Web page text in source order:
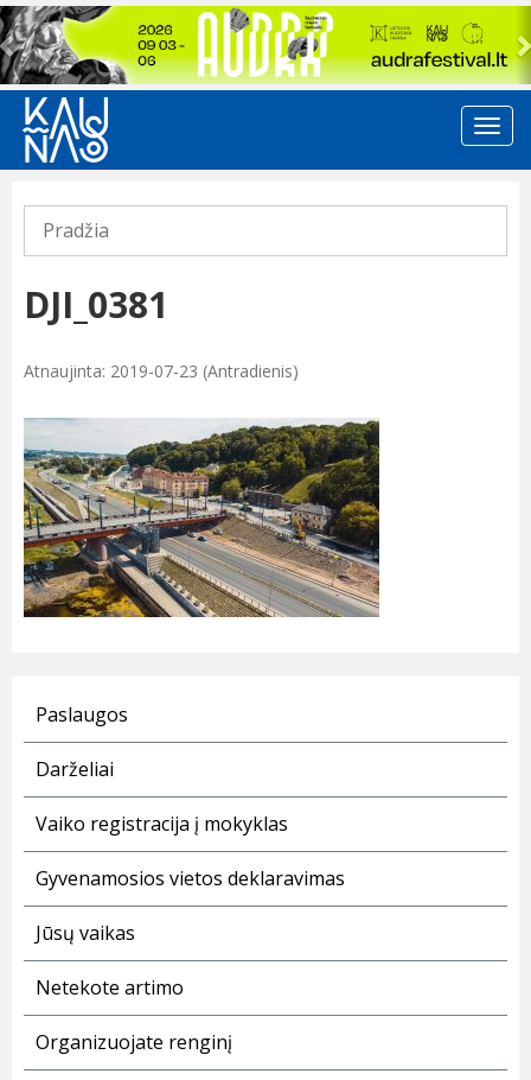
Previous
Pradžia
DJI_0381
Atnaujinta: 2019-07-23 (Antradienis)
Paslaugos
Darželiai
Vaiko registracija į mokyklas
Gyvenamosios vietos deklaravimas
Jūsų vaikas
Netekote artimo
Organizuojate renginį